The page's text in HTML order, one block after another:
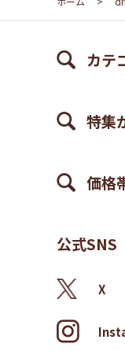
カテ
特集
価格
公式SNS
X